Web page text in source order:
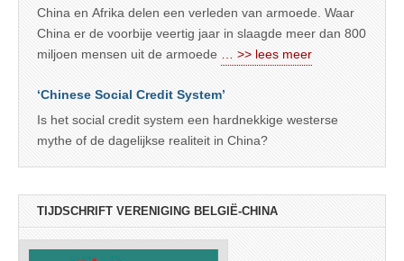
China en Afrika delen een verleden van armoede. Waar
China er de voorbije veertig jaar in slaagde meer dan 800
miljoen mensen uit de armoede
… >> lees meer
‘Chinese Social Credit System’
Is het social credit system een hardnekkige westerse
mythe of de dagelijkse realiteit in China?
TIJDSCHRIFT VERENIGING BELGIË-CHINA